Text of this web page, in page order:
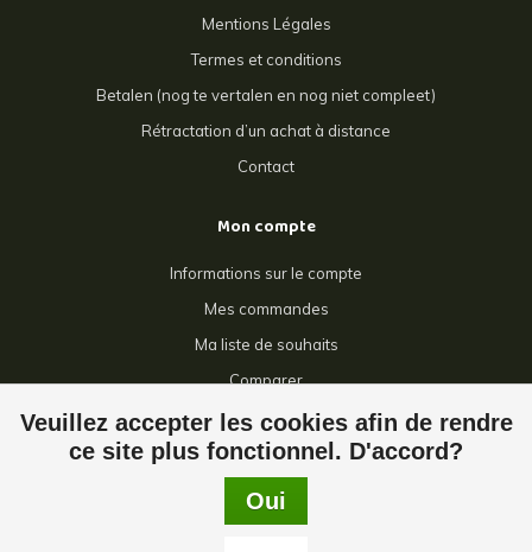
Veuillez accepter les cookies afin de rendre
ce site plus fonctionnel. D'accord?
Oui
Mentions Légales
Termes et conditions
Betalen (nog te vertalen en nog niet compleet)
Rétractation d’un achat à distance
Contact
Mon compte
Informations sur le compte
Mes commandes
Ma liste de souhaits
Comparer
Tous les produits